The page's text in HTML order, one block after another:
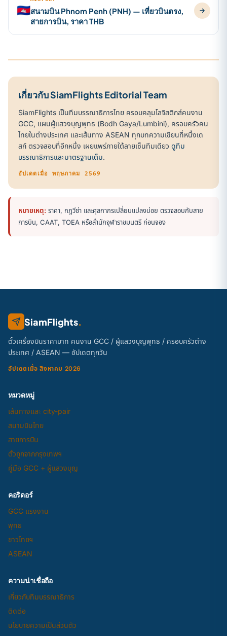
🇰🇭สนามบิน Phnom Penh (PNH) — เที่ยวบินตรง,
สายการบิน, ราคา THB
เกี่ยวกับ SiamFlights Editorial Team
SiamFlights เป็นทีมบรรณาธิการไทย ครอบคลุมโลจิสติกส์คนงาน
GCC, แผนผู้แสวงบุญพุทธ (Bodh Gaya/Lumbini), ครอบครัวคน
ไทยในต่างประเทศ และเส้นทาง ASEAN ทุกบทความเขียนที่หนึ่งเด
สก์ ตรวจสอบที่อีกหนึ่ง เผยแพร่ภายใต้ลายเซ็นทีมเดียว ดูทีม
บรรณาธิการและมาตรฐานเต็ม.
อัปเดตเมื่อ พฤษภาคม 2569
หมายเหตุ: ราคา, กฎวีซ่า และศุลกากรเปลี่ยนแปลงบ่อย ตรวจสอบกับสาย
การบิน, CAAT, TOEA หรือสำนักจุฬาราชมนตรี ก่อนจอง
SiamFlights.
ตั๋วเครื่องบินราคาบาท คนงาน GCC / ผู้แสวงบุญพุทธ / ครอบครัวต่าง
ประเทศ / ASEAN — อัปเดตทุกวัน
อัปเดตเมื่อ สิงหาคม 2026
หมวดหมู่
เส้นทางและ city-pair
สนามบินไทย
สายการบิน
ตั๋วถูกจากกรุงเทพฯ
คู่มือ GCC + ผู้แสวงบุญ
คอริดอร์
GCC แรงงาน
พุทธ
ชาวไทยฯ
ASEAN
ความน่าเชื่อถือ
เกี่ยวกับทีมบรรณาธิการ
ติดต่อ
นโยบายความเป็นส่วนตัว